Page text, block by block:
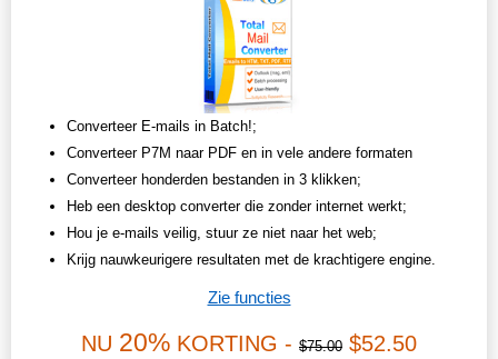
Converteer E-mails in Batch!;
Converteer P7M naar PDF en in vele andere formaten
Converteer honderden bestanden in 3 klikken;
Heb een desktop converter die zonder internet werkt;
Hou je e-mails veilig, stuur ze niet naar het web;
Krijg nauwkeurigere resultaten met de krachtigere engine.
Zie functies
NU 20% KORTING - $75.00 $52.50